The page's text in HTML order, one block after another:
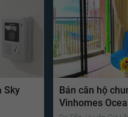
Sky
Bán căn hộ
Vinhomes